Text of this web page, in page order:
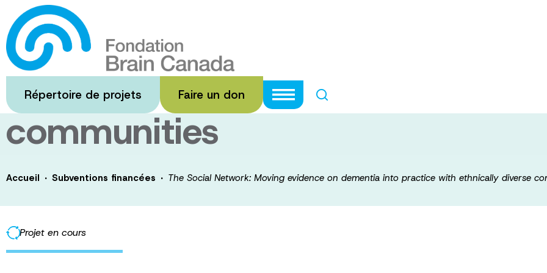
Passer
au
contenu
principal
Répertoire de projets Faire un don
The Social Network: Moving
dementia into practice with
communities
Accueil · Subventions financées · The Social Network: Moving evidence on dementia into practice with ethnically diverse
Projet en cours